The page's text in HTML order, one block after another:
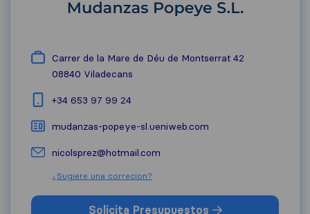
Carrer de la Mare de Déu de Montserrat 42
08840 Viladecans
+34 653 97 99 24
mudanzas-popeye-sl.ueniweb.com
nicolsprez@hotmail.com
¿Sugiere una correcion?
Solicita Presupuestos